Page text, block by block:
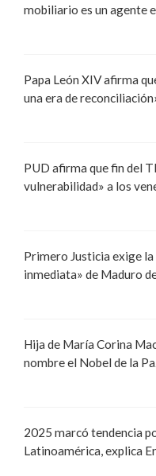
mobiliario es un agente
Papa León XIV afirma
una era de
PUD afirma que fin del
vulnerabilidad» a los
Primero Justicia exige la
inmediata» de Maduro
Hija de María Corina
nombre el Nobel de la
2025 marcó tendencia
Latinoamérica, explica